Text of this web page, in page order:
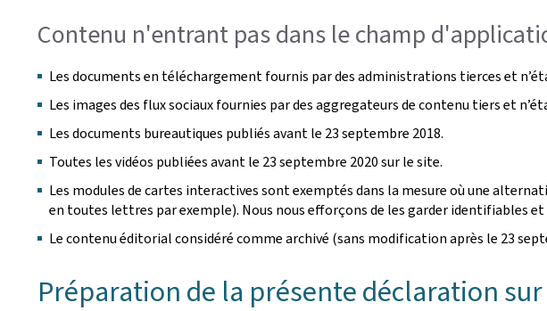
Contenu n'entrant pas dans le champ
Les documents en téléchargement fournis par des administrations tierces et
Les images des flux sociaux fournies par des aggregateurs de contenu tiers et
Les documents bureautiques publiés avant le 23 septembre 2018.
Toutes les vidéos publiées avant le 23 septembre 2020 sur le site.
Les modules de cartes interactives sont exemptés dans la mesure où une
en toutes lettres par exemple). Nous nous efforçons de les garder identifiables
Le contenu éditorial considéré comme archivé (sans modification après le 23
Préparation de la présente déclaration